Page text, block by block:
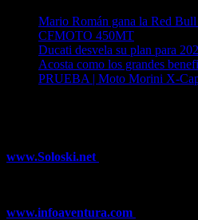
Mario Román gana la Red
CFMOTO 450MT
Ducati desvela su plan para
Acosta como los grandes
PRUEBA | Moto Morini X-
www.Soloski.net
www.infoaventura.com